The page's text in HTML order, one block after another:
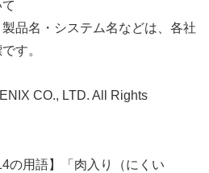
品名・システム名などは、各社
す。
CO., LTD. All Rights
の用語】「肉入り（にくい